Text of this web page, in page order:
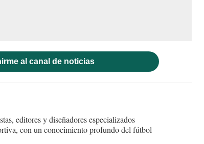
al canal de noticias
editores y diseñadores especializados
con un conocimiento profundo del fútbol